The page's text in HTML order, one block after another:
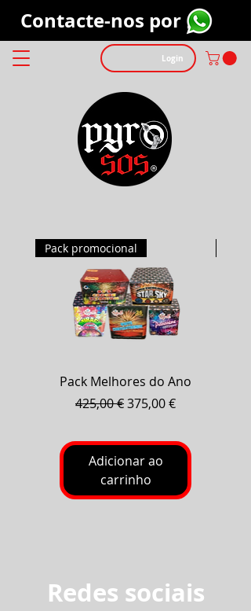
Login
Contacte-nos por
Pack promocional
Pack Melhores do Ano
Preço normal
425,00 €Preço promocional
375,00 €
Adicionar ao
carrinho
Redes sociais